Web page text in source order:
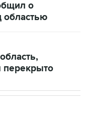
о
областью
перекрыто